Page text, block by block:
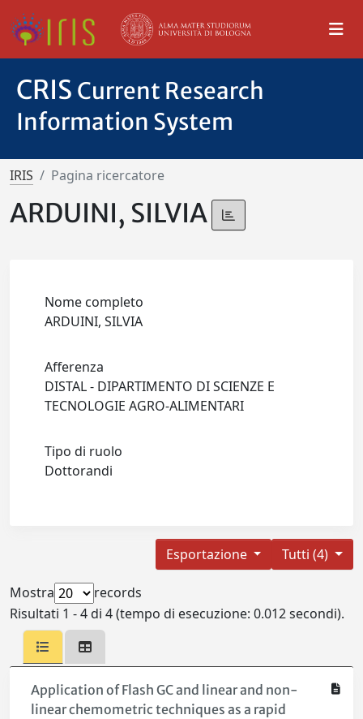
CRIS Current Research
Information System
IRIS Pagina ricercatore
ARDUINI, SILVIA
Nome completo
ARDUINI, SILVIA
Afferenza
DISTAL - DIPARTIMENTO DI SCIENZE E
TECNOLOGIE AGRO-ALIMENTARI
Tipo di ruolo
Dottorandi
Tutti (4)
Esportazione
Mostra
records
Risultati 1 - 4 di 4 (tempo di esecuzione: 0.012 secondi).
Application of Flash GC and linear and non-
linear chemometric techniques as a rapid